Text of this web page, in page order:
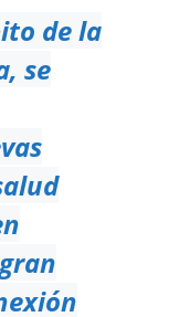
de la
se